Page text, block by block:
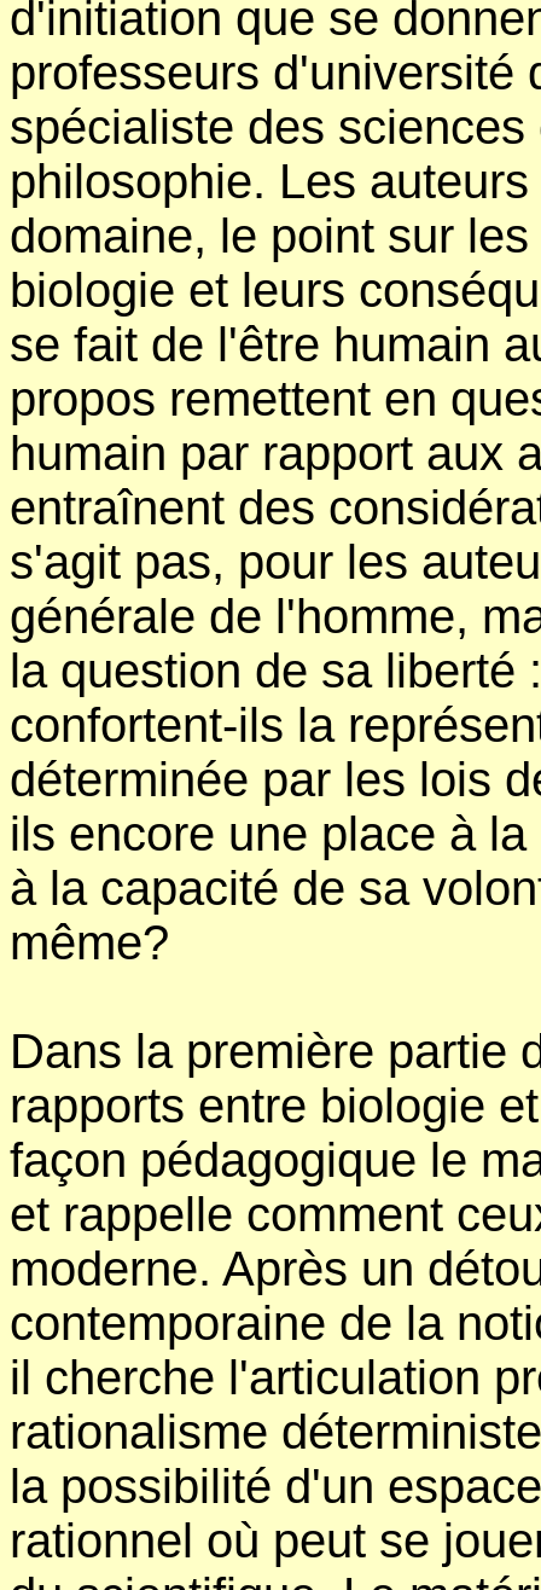
d'initiation que se
professeurs d'université
spécialiste des
philosophie. Les
domaine, le point sur
biologie et leurs
se fait de l'être humain
propos remettent en
humain par rapport aux
entraînent des
s'agit pas, pour les
générale de l'homme,
la question de sa liberté
confortent-ils la
déterminée par les lois
ils encore une place à
à la capacité de sa
même?
Dans la première partie
rapports entre biologie
façon pédagogique le
et rappelle comment
moderne. Après un
contemporaine de la
il cherche l'articulation
rationalisme
la possibilité d'un
rationnel où peut se